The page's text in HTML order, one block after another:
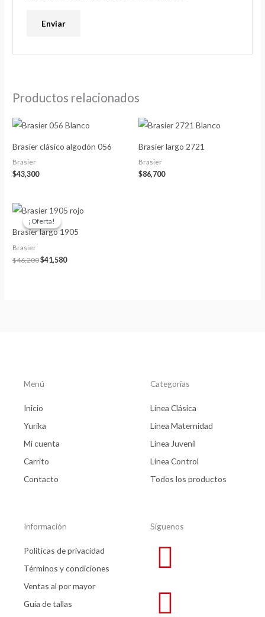
Productos relacionados
Brasier clásico algodón 056
Brasier
$43,300
Brasier largo 2721
Brasier
$86,700
¡Oferta!
¡Oferta!
Brasier largo 1905
Brasier
$46,200
El
precio
original
era:
$41,580
El
precio
es:
Menú
Inicio
Yurika
Mi cuenta
Carrito
Contacto
Categorías
Línea Clásica
Línea Maternidad
Línea Juvenil
Línea Control
Todos los productos
Información
Políticas de privacidad
Términos y condiciones
Ventas al por mayor
Guía de tallas
Síguenos